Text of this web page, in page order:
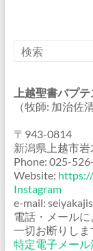
上越聖書バプ
（牧師: 加治佐
〒943-0814
新潟県上越市
Phone: 025-
Website:
Instagram
e-mail:
電話・メール
一切お断りしま
特定電子メール